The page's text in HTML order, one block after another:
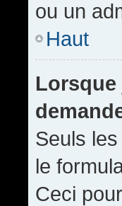
ou un
Haut
Seuls
le
Ceci